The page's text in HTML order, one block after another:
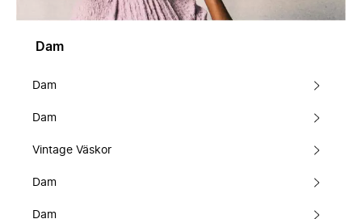
Dam
Dam
Dam
Vintage Väskor
Dam
Dam